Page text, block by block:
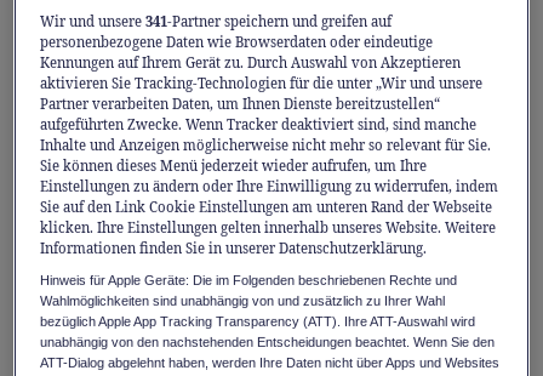
Ein Tag. Drei Erlebnisse. Ein Ticket. Mit
goldenem Sonnenlicht, mildem Klima und
mediterranem Charme fühlt sich der Herbst
in Bellinzona fast wie eine kleine Flucht an.
Während im Norden der Nebel Einzug hält,
lockt die Tessiner Hauptstadt mit lebendigem
Markttreiben, geschichtsträchtigen Burgen
und genussvollen Momenten zwischen
Altstadtgassen und Weinbergen.
Mit dem Treno Gottardo Hit ab 22 Franken
Wir und unsere341-Partner speichern und greifen auf
personenbezogene Daten wie Browserdaten oder eindeutige
Kennungen auf Ihrem Gerät zu. Durch Auswahl von Akzeptieren
aktivieren Sie Tracking-Technologien für die unter „Wir und unsere
Partner verarbeiten Daten, um Ihnen Dienste bereitzustellen“
aufgeführten Zwecke. Wenn Tracker deaktiviert sind, sind manche
Inhalte und Anzeigen möglicherweise nicht mehr so relevant für Sie.
Sie können dieses Menü jederzeit wieder aufrufen, um Ihre
Einstellungen zu ändern oder Ihre Einwilligung zu widerrufen, indem
Sie auf den Link Cookie Einstellungen am unteren Rand der Webseite
klicken. Ihre Einstellungen gelten innerhalb unseres Website. Weitere
Informationen finden Sie in unserer Datenschutzerklärung.
Hinweis für Apple Geräte: Die im Folgenden beschriebenen Rechte und
Wahlmöglichkeiten sind unabhängig von und zusätzlich zu Ihrer Wahl
bezüglich Apple App Tracking Transparency (ATT). Ihre ATT-Auswahl wird
unabhängig von den nachstehenden Entscheidungen beachtet. Wenn Sie den
ATT-Dialog abgelehnt haben, werden Ihre Daten nicht über Apps und Websites